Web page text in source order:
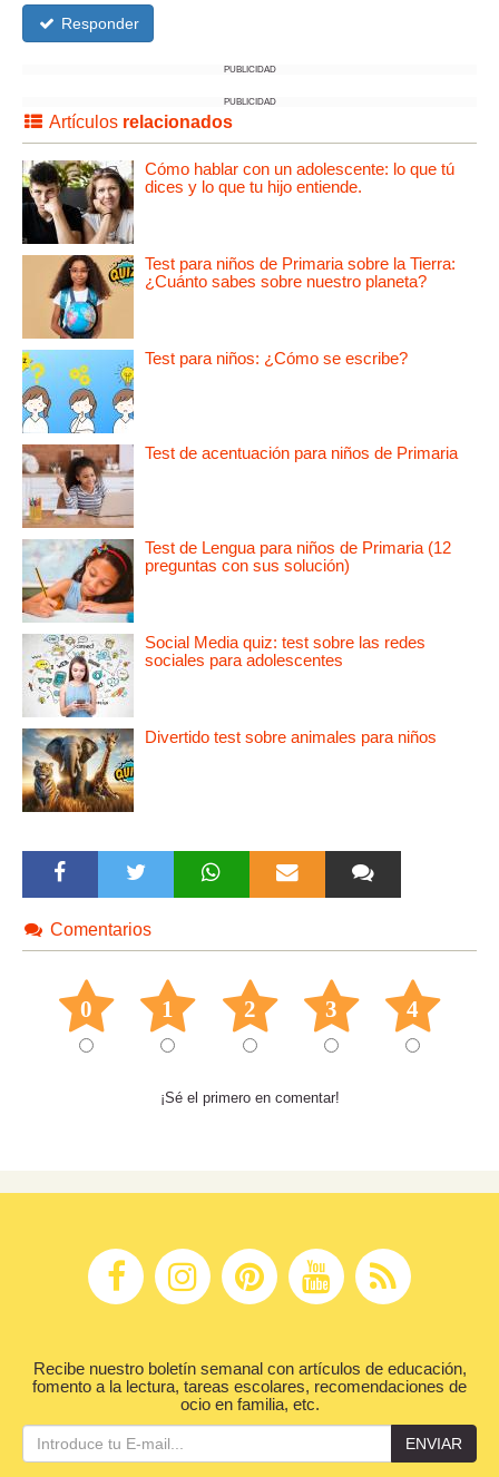
Responder
PUBLICIDAD
PUBLICIDAD
Artículos relacionados
Cómo hablar con un adolescente: lo que tú
dices y lo que tu hijo entiende.
Test para niños de Primaria sobre la Tierra:
¿Cuánto sabes sobre nuestro planeta?
Test para niños: ¿Cómo se escribe?
Test de acentuación para niños de Primaria
Test de Lengua para niños de Primaria (12
preguntas con sus solución)
Social Media quiz: test sobre las redes
sociales para adolescentes
Divertido test sobre animales para niños
Comentarios
0 1 2 3 4
¡Sé el primero en comentar!
Recibe nuestro boletín semanal con artículos de educación,
fomento a la lectura, tareas escolares, recomendaciones de
ocio en familia, etc.
ENVIAR